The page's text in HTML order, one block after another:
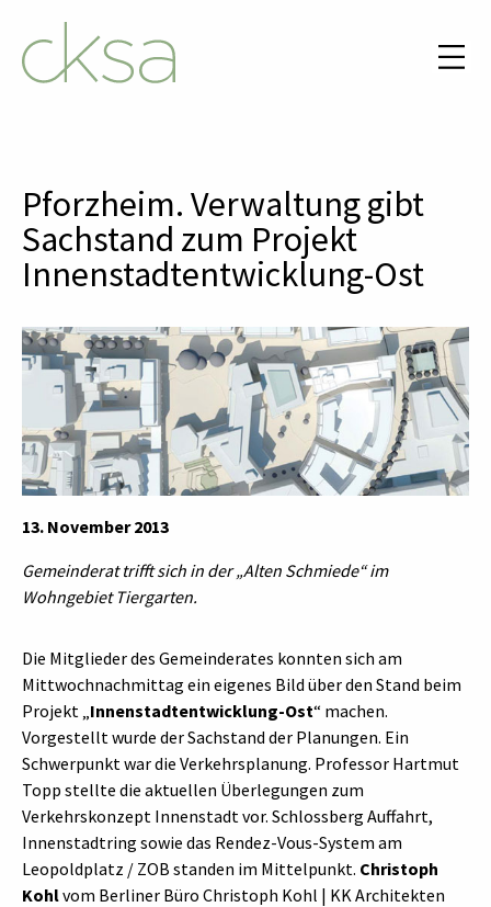
Pforzheim. Verwaltung gibt
Sachstand zum Projekt
Innenstadtentwicklung-Ost
13. November 2013
Gemeinderat trifft sich in der „Alten Schmiede“ im
Wohngebiet Tiergarten.
Die Mitglieder des Gemeinderates konnten sich am
Mittwochnachmittag ein eigenes Bild über den Stand beim
Projekt „ Innenstadtentwicklung-Ost“ machen.
Vorgestellt wurde der Sachstand der Planungen. Ein
Schwerpunkt war die Verkehrsplanung. Professor Hartmut
Topp stellte die aktuellen Überlegungen zum
Verkehrskonzept Innenstadt vor. Schlossberg Auffahrt,
Innenstadtring sowie das Rendez-Vous-System am
Leopoldplatz / ZOB standen im Mittelpunkt. Christoph
Kohlvom Berliner Büro Christoph Kohl | KK Architekten